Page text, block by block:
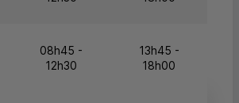
08h45 -
12h30
13h45 -
18h00